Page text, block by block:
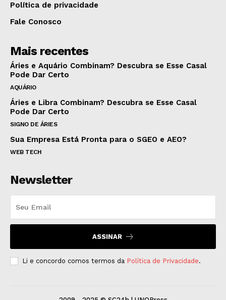
Política de privacidade
Fale Conosco
Mais recentes
Áries e Aquário Combinam? Descubra se Esse Casal
Pode Dar Certo
AQUÁRIO
Áries e Libra Combinam? Descubra se Esse Casal
Pode Dar Certo
SIGNO DE ÁRIES
Sua Empresa Está Pronta para o SGEO e AEO?
WEB TECH
Newsletter
ASSINAR
Li e concordo comos termos da Política de Privacidade.